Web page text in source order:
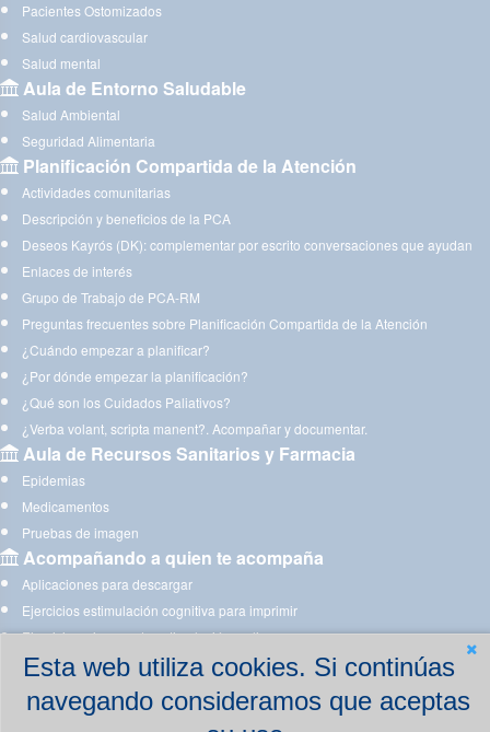
Esta web utiliza cookies. Si continúas
navegando consideramos que aceptas
Pacientes Ostomizados
Salud cardiovascular
Salud mental
Aula de Entorno Saludable
Salud Ambiental
Seguridad Alimentaria
Planificación Compartida de la Atención
Actividades comunitarias
Descripción y beneficios de la PCA
Deseos Kayrós (DK): complementar por escrito conversaciones que ayudan
Enlaces de interés
Grupo de Trabajo de PCA-RM
Preguntas frecuentes sobre Planificación Compartida de la Atención
¿Cuándo empezar a planificar?
¿Por dónde empezar la planificación?
¿Qué son los Cuidados Paliativos?
¿Verba volant, scripta manent?. Acompañar y documentar.
Aula de Recursos Sanitarios y Farmacia
Epidemias
Medicamentos
Pruebas de imagen
Acompañando a quien te acompaña
Aplicaciones para descargar
Ejercicios estimulación cognitiva para imprimir
Ejercicios y juegos de estimulación on line